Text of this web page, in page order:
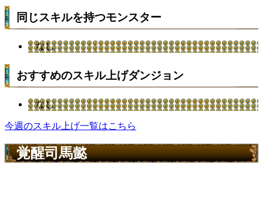
同じスキルを持つモンスター
なし
おすすめのスキル上げダンジョン
なし
今週のスキル上げ一覧はこちら
覚醒司馬懿